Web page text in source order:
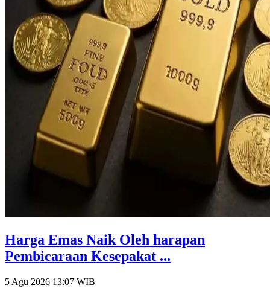
Harga Emas Naik Oleh harapan
Pembicaraan Kesepakat ...
5 Agu 2026 13:07 WIB